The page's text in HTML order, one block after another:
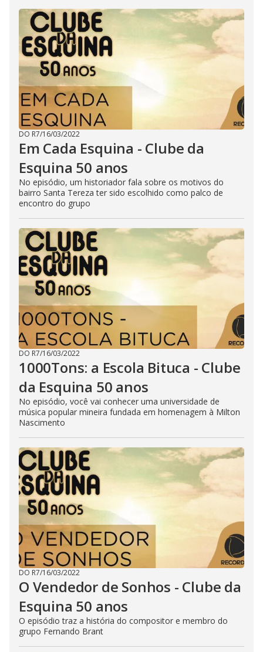
DO R7/16/03/2022
Em Cada Esquina - Clube da
Esquina 50 anos
No episódio, um historiador fala sobre os motivos do
bairro Santa Tereza ter sido escolhido como palco de
encontro do grupo
DO R7/16/03/2022
1000Tons: a Escola Bituca - Clube
da Esquina 50 anos
No episódio, você vai conhecer uma universidade de
música popular mineira fundada em homenagem à Milton
Nascimento
DO R7/16/03/2022
O Vendedor de Sonhos - Clube da
Esquina 50 anos
O episódio traz a história do compositor e membro do
grupo Fernando Brant